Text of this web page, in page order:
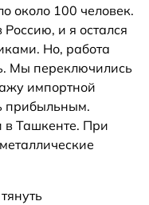
около 100 человек.
и я остался
Но, работа
Мы переключились
импортной
прибыльным.
в Ташкенте. При